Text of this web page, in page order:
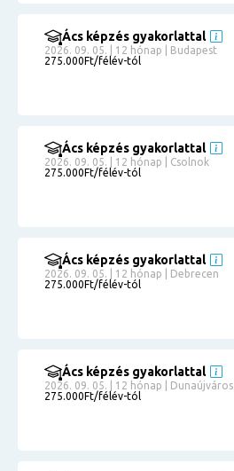
Ács képzés gyakorlattal
2026. 09. 05. | 12 hónap | Budapest
275.000Ft/félév-tól
Ács képzés gyakorlattal
2026. 09. 05. | 12 hónap | Csolnok
275.000Ft/félév-tól
Ács képzés gyakorlattal
2026. 09. 05. | 12 hónap | Debrecen
275.000Ft/félév-tól
Ács képzés gyakorlattal
2026. 09. 05. | 12 hónap | Dunaújváros
275.000Ft/félév-tól